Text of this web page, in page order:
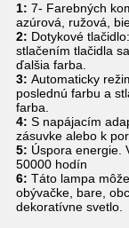
1: 7- Farebných
azúrová, ružová,
2: Dotykové
stlačením tlačidla
ďalšia farba.
3: Automaticky
poslednú farbu a
farba.
4: S napájacím
zásuvke alebo k
5: Úspora energie.
50000 hodín
6: Táto lampa
obývačke, bare,
dekoratívne svetlo.